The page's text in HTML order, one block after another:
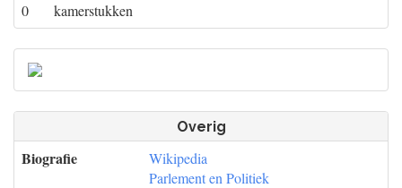
0
kamerstukken
Overig
Biografie
Wikipedia
Parlement en Politiek